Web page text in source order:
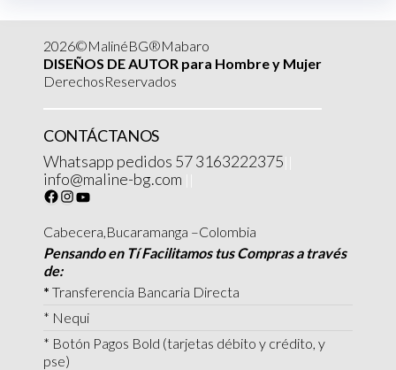
2026©MalinéBG®Mabaro
DISEÑOS DE AUTOR para Hombre y Mujer
DerechosReservados
CONTÁCTANOS
Whatsapp pedidos 57 3163222375
info@maline-bg.com
Cabecera,Bucaramanga –Colombia
Pensando en Tí Facilitamos tus Compras a través
de:
* Transferencia Bancaria Directa
* Nequi
* Botón Pagos Bold (tarjetas débito y crédito, y
pse)